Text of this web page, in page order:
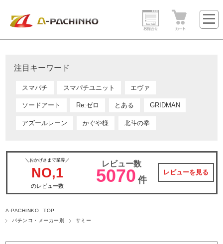
注目キーワード
スマパチ スマパチユニット エヴァ
ソードアート Re:ゼロ とある GRIDMAN
アズールレーン かぐや様 北斗の拳
＼おかげさまで業界／
NO,1
のレビュー数
レビュー数
5070 件
レビューを見る
A-PACHINKO TOP
パチンコ・メーカー別
サミー